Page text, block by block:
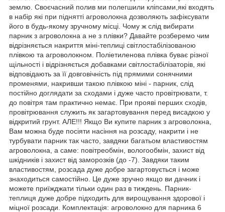
землю. Своєчасний полив ми полегшили кліпсами,які входять
в набір які при піднятті агроволокна дозволяють зафіксувати
його в будь-якому зручному місці. Чому ж слід вибирати
парник з агроволокна а не з плівки? Давайте розберемо чим
відрізняється накриття міні-теплиці світлостабілізованою
плівкою та агроволокном. Поліетиленова плівка буває різної
щільності і відрізняється добавками світлостабілізаторів, які
відповідають за її довговічність під прямими сонячними
променями, накривши такою плівкою міні - парник, слід
постійно доглядати за сходами і дуже часто провітрювати, т.
до повітря там практично немає. При прояві перших сходів,
провітрювання служить як загартовування перед висадкою у
відкритий грунт. АЛЕ!!! Якщо Ви купите парник з агроволокна,
Вам можна буде посіяти насіння на розсаду, накрити і не
турбувати парник так часто, завдяки багатьом властивостям
агроволокна, а саме: повітреобмін, вологообмін, захист від
шкідників і захист від заморозків (до -7). Завдяки таким
властивостям, розсада дуже добре загартовується і може
знаходиться самостійно. Це дуже зручно якщо ви дачник і
можете приїжджати тільки один раз в тиждень. Парник-
теплиця дуже добре підходить для вирощування здорової і
міцної розсади. Комплектація: агроволокно для парника 6